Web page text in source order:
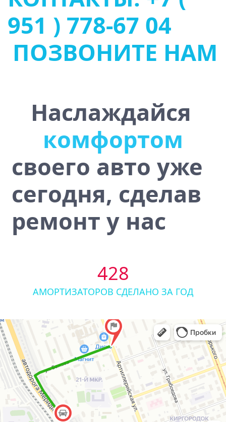
951 ) 778-67 04
ПОЗВОНИТЕ НАМ
Наслаждайся
сточивостью
своего авто уже
сегодня, сделав
ремонт у нас
428
АМОРТИЗАТОРОВ СДЕЛАНО ЗА ГОД